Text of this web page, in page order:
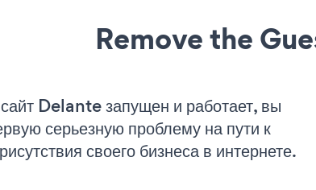
Remove the
Delante запущен и работает, вы
серьезную проблему на пути к
своего бизнеса в интернете.